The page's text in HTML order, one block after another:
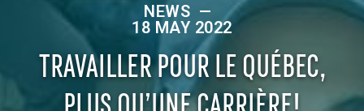
NEWS —
18 MAY 2022
TRAVAILLER POUR LE QUÉBEC,
PLUS QU’UNE CARRIÈRE!